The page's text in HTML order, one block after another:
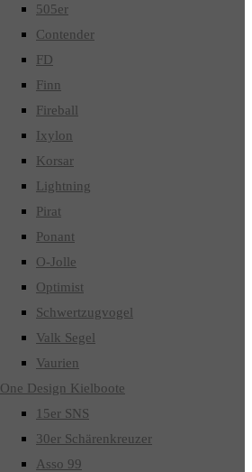
505er
Contender
FD
Finn
Fireball
Ixylon
Korsar
Lightning
Pirat
Ponant
O-Jolle
Optimist
Schwertzugvogel
Valk Segel
Vaurien
One Design Kielboote
15er SNS
30er Schärenkreuzer
Asso 99